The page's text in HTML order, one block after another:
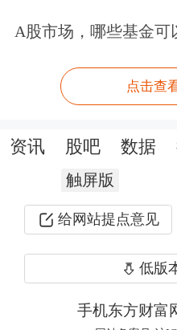
月加权平均利率
回购月加权平均利
券和回购方式合计
日均成交5.61万
长20%。其中，
增长4.4%，现
18.8%，质押式回
23.2%。
A股市场，哪些基金可
点击查
资讯 股吧 数据
触屏版
给网站提点意见
低版
手机东方财富